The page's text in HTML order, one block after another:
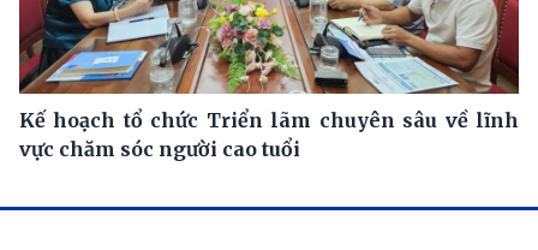
Kế hoạch tổ chức Triển lãm chuyên sâu về lĩnh
vực chăm sóc người cao tuổi